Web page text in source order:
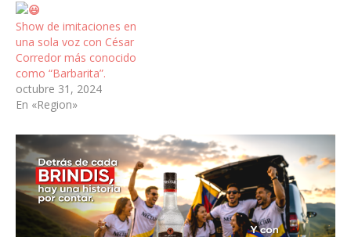
Show de imitaciones en
una sola voz con César
Corredor más conocido
como “Barbarita”.
octubre 31, 2024
En «Region»